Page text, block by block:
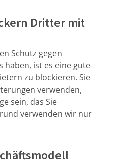
Dritter mit
Schutz gegen
haben, ist es eine gute
zu blockieren. Sie
verwenden,
sein, das Sie
verwenden wir nur